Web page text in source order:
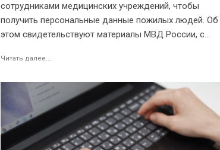
сотрудниками медицинских учреждений, чтобы
получить персональные данные пожилых людей. Об
этом свидетельствуют материалы МВД России, с...
Читать далее...